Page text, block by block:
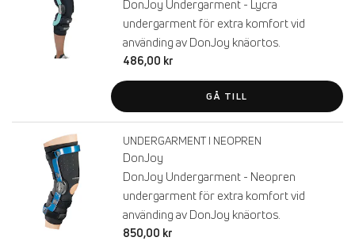
DonJoy Undergarment - Lycra
undergarment för extra komfort vid
använding av DonJoy knäortos.
486,00 kr
GÅ TILL
UNDERGARMENT I NEOPREN
DonJoy
DonJoy Undergarment - Neopren
undergarment för extra komfort vid
använding av DonJoy knäortos.
850,00 kr